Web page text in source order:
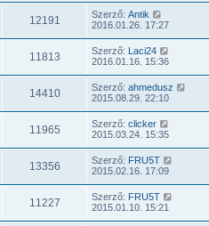
12191 Szerző: Antik
2016.01.26. 17:27
11813 Szerző: Laci24
2016.01.16. 15:36
14410 Szerző: ahmedusz
2015.08.29. 22:10
11965 Szerző: clicker
2015.03.24. 15:35
13356 Szerző: FRU5T
2015.02.16. 17:09
11227 Szerző: FRU5T
2015.01.10. 15:21